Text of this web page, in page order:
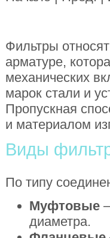
Фильтры
арматуре,
механических
марок стали и
Пропускная
и материалом
Виды
По типу
Муфтовые
диаметра.